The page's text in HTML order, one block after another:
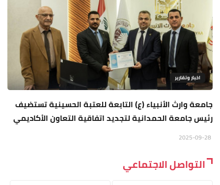
اخبار وتقارير
جامعة وارث الأنبياء (ع) التابعة للعتبة الحسينية تستضيف
رئيس جامعة الحمدانية لتجديد اتفاقية التعاون الأكاديمي
التواصل الاجتماعي